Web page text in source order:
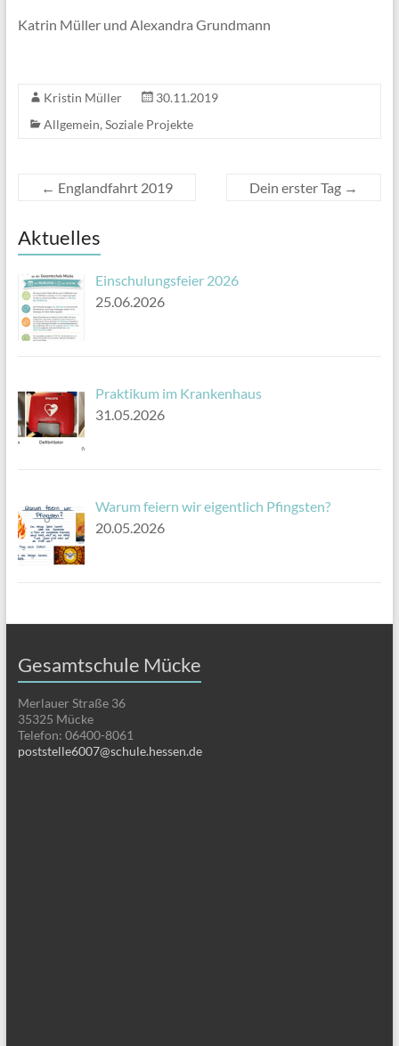
Katrin Müller und Alexandra Grundmann
Kristin Müller
30.11.2019
Allgemein, Soziale Projekte
← Englandfahrt 2019 Dein erster Tag →
Aktuelles
Einschulungsfeier 2026
25.06.2026
Praktikum im Krankenhaus
31.05.2026
Warum feiern wir eigentlich Pfingsten?
20.05.2026
Gesamtschule Mücke
Merlauer Straße 36
35325 Mücke
Telefon: 06400-8061
poststelle6007@schule.hessen.de